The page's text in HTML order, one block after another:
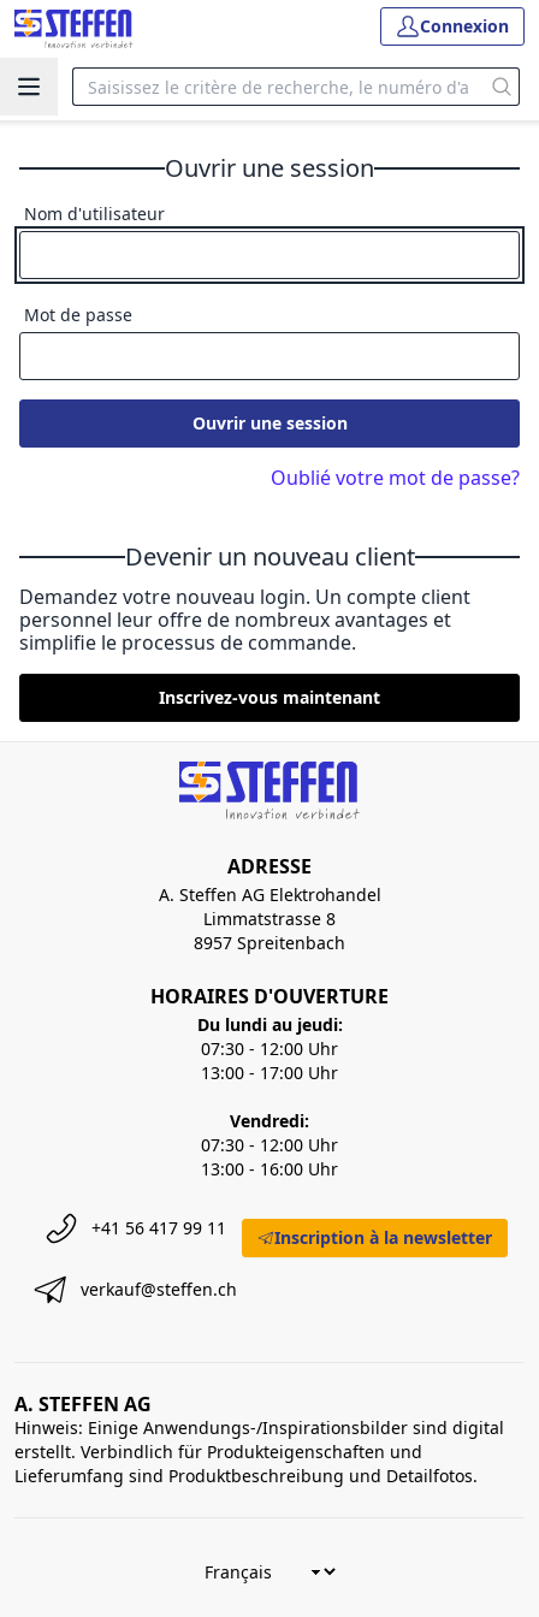
Connexion
Ouvrir une session
Nom d'utilisateur
Mot de passe
Ouvrir une session
Oublié votre mot de passe?
Devenir un nouveau client
Demandez votre nouveau login. Un compte client
personnel leur offre de nombreux avantages et
simplifie le processus de commande.
Inscrivez-vous maintenant
ADRESSE
A. Steffen AG Elektrohandel
Limmatstrasse 8
8957 Spreitenbach
HORAIRES D'OUVERTURE
Du lundi au jeudi:
07:30 - 12:00 Uhr
13:00 - 17:00 Uhr
Vendredi:
07:30 - 12:00 Uhr
13:00 - 16:00 Uhr
+41 56 417 99 11
verkauf@steffen.ch
Inscription à la newsletter
A. STEFFEN AG
Hinweis: Einige Anwendungs-/Inspirationsbilder sind digital
erstellt. Verbindlich für Produkteigenschaften und
Lieferumfang sind Produktbeschreibung und Detailfotos.